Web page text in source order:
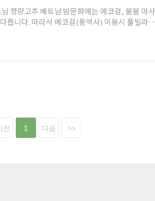
릅니다. 따라서 에코걸(통역사) 이용시 풀빌라
다. 이러한 업종들은 대부분이 베트남 밤문화 일
전 1 다음 >>